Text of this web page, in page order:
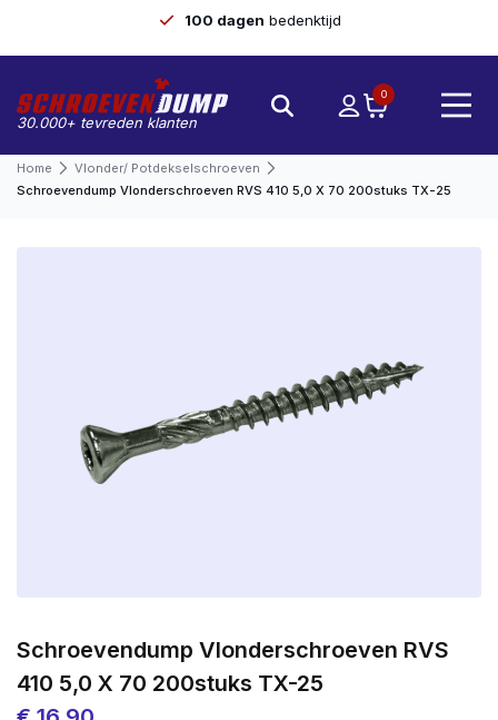
100 dagen bedenktijd
30.000+ tevreden klanten
0
Home
Vlonder/ Potdekselschroeven
Schroevendump Vlonderschroeven RVS 410 5,0 X 70 200stuks TX-25
Schroevendump Vlonderschroeven RVS
410 5,0 X 70 200stuks TX-25